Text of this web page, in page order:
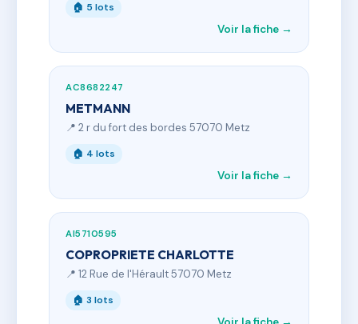
🏠 5 lots
Voir la fiche →
AC8682247
METMANN
📍 2 r du fort des bordes 57070 Metz
🏠 4 lots
Voir la fiche →
AI5710595
COPROPRIETE CHARLOTTE
📍 12 Rue de l'Hérault 57070 Metz
🏠 3 lots